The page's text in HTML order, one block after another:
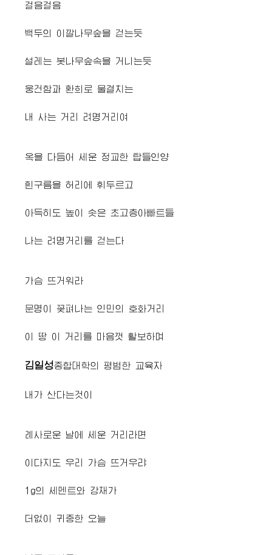
걸음걸음
백두의 이깔나무숲을 걷는듯
설레는 봇나무숲속을 거니는듯
웅건함과 환희로 물결치는
내 사는 거리 려명거리여
옥을 다듬어 세운 정교한 탑들인양
흰구름을 허리에 휘두르고
아득히도 높이 솟은 초고층아빠트들
나는 려명거리를 걷는다
가슴 뜨거워라
문명이 꽃펴나는 인민의 호화거리
이 땅 이 거리를 마음껏 활보하며
김일성종합대학의 평범한 교육자
내가 산다는것이
례사로운 날에 세운 거리라면
이다지도 우리 가슴 뜨거우랴
1g의 세멘트와 강재가
더없이 귀중한 오늘